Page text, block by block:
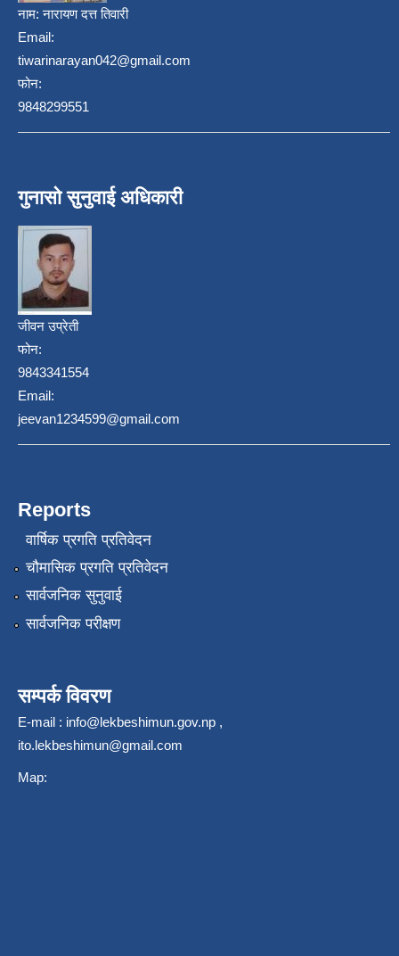
नाम:नारायण दत्त तिवारी
Email:
tiwarinarayan042@gmail.com
फोन:
9848299551
गुनासो सुनुवाई अधिकारी
जीवन उप्रेती
फोन:
9843341554
Email:
jeevan1234599@gmail.com
Reports
वार्षिक प्रगति प्रतिवेदन
चौमासिक प्रगति प्रतिवेदन
सार्वजनिक सुनुवाई
सार्वजनिक परीक्षण
सम्पर्क विवरण
E-mail : info@lekbeshimun.gov.np ,
ito.lekbeshimun@gmail.com
Map: